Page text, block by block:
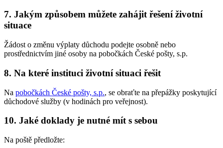
7. Jakým způsobem můžete zahájit řešení životní
situace
Žádost o změnu výplaty důchodu podejte osobně nebo
prostřednictvím jiné osoby na pobočkách České pošty, s.p.
8. Na které instituci životní situaci řešit
Na pobočkách České pošty, s.p., se obraťte na přepážky poskytující
důchodové služby (v hodinách pro veřejnost).
10. Jaké doklady je nutné mít s sebou
Na poště předložte: